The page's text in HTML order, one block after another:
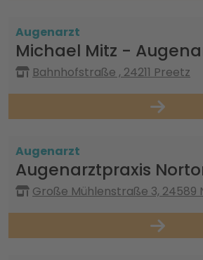
Augenarzt
Michael Mitz -
Bahnhofstraße , 24211 Preetz
Augenarzt
Augenarztpraxis
Große Mühlenstraße 3, 24589